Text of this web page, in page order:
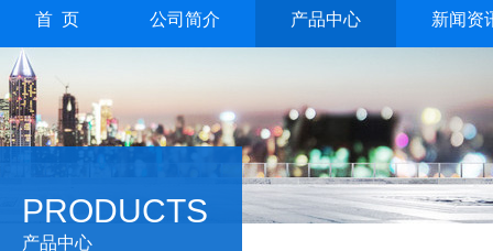
首 页 公司简介 产品中心 新闻资
PRODUCTS
产品中心